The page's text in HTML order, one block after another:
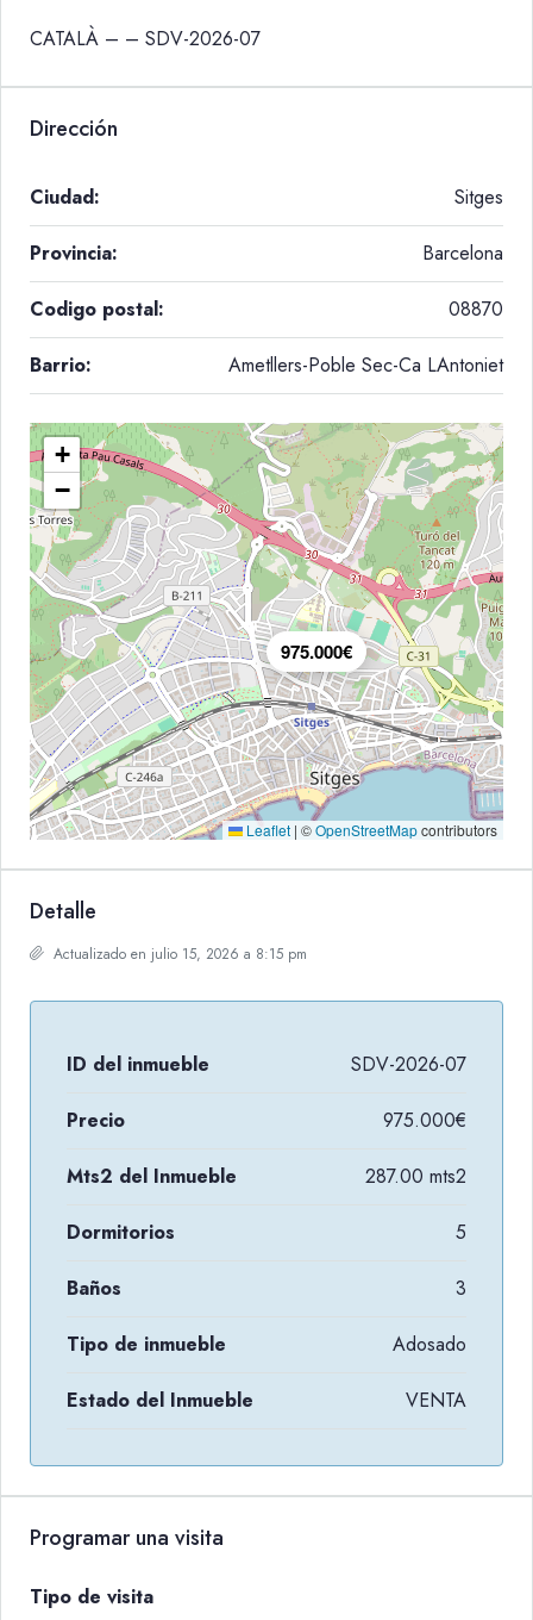
CATALÀ – – SDV-2026-07
Dirección
Ciudad: Sitges
Provincia: Barcelona
Codigo postal: 08870
Barrio: Ametllers-Poble Sec-Ca LAntoniet
975.000€
+
−
Leaflet | ©OpenStreetMapcontributors
Detalle
Actualizado en julio 15, 2026 a 8:15 pm
ID del inmueble SDV-2026-07
Precio 975.000€
Mts2 del Inmueble 287.00 mts2
Dormitorios 5
Baños 3
Tipo de inmueble Adosado
Estado del Inmueble VENTA
Programar una visita
Tipo de visita